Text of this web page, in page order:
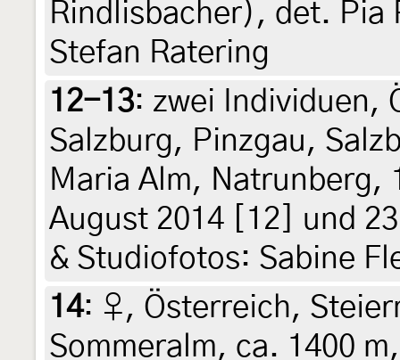
Rindlisbacher), det. Pia
Stefan Ratering
12-13: zwei Individuen,
Salzburg, Pinzgau,
Maria Alm, Natrunberg,
August 2014 [12] und
& Studiofotos: Sabine
14: ♀, Österreich,
Sommeralm, ca. 1400